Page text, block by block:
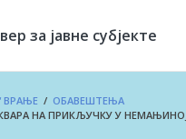
ВРАЊЕ / ОБАВЕШТЕЊА
НА ПРИКЉУЧКУ У